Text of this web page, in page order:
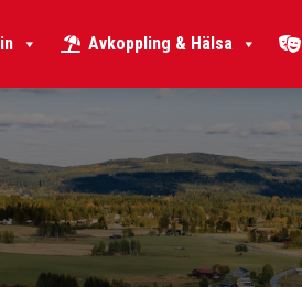
Avkoppling & Hälsa